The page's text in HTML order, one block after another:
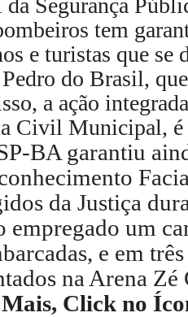
da Segurança
tem
e turistas que
do Brasil,
a ação
Civil Municipal, é
BA garantiu
da Justiça
empregado um
e em
na Arena Zé
Click no